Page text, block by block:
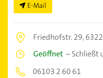
E-Mail
Friedhofstr. 29,
Geöffnet –Schließt
06103 2 60 61